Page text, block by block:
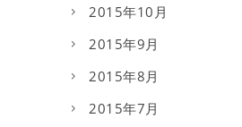
2015年10月
2015年9月
2015年8月
2015年7月